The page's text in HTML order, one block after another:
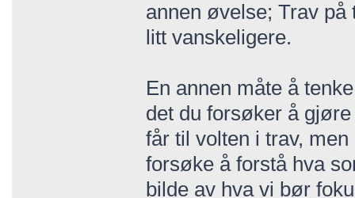
annen øvelse; Trav
litt vanskeligere.
En annen måte å
det du forsøker å
får til volten i trav,
forsøke å forstå hva
bilde av hva vi bør